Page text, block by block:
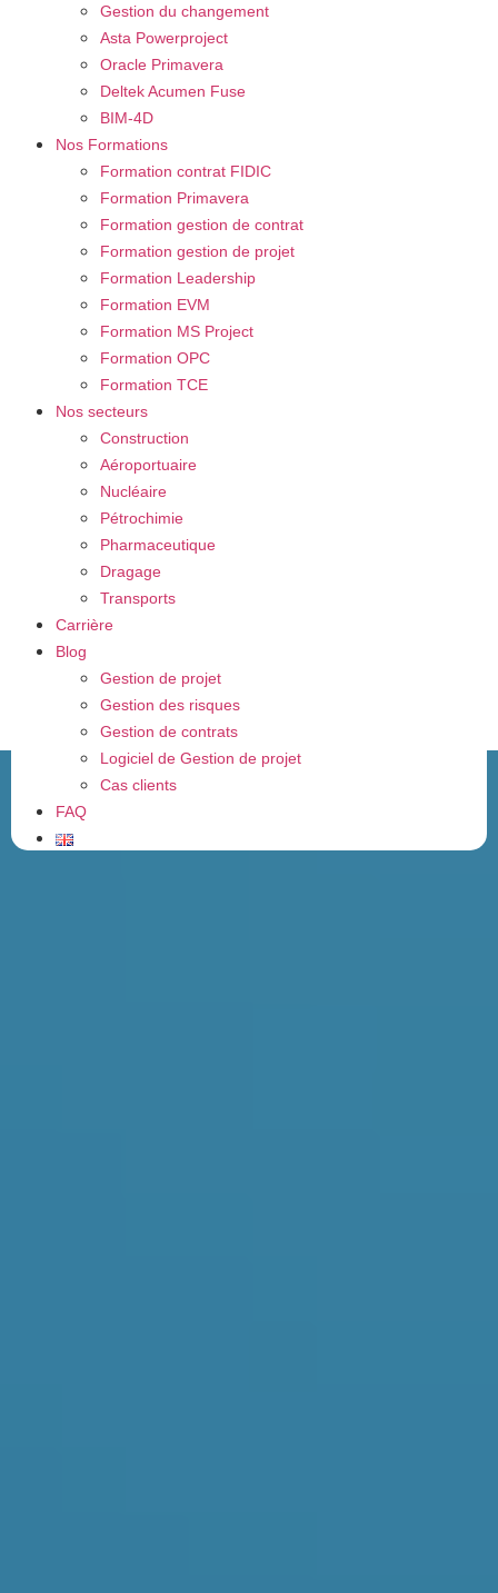
Gestion du changement
Asta Powerproject
Oracle Primavera
Deltek Acumen Fuse
BIM-4D
Nos Formations
Formation contrat FIDIC
Formation Primavera
Formation gestion de contrat
Formation gestion de projet
Formation Leadership
Formation EVM
Formation MS Project
Formation OPC
Formation TCE
Nos secteurs
Construction
Aéroportuaire
Nucléaire
Pétrochimie
Pharmaceutique
Dragage
Transports
Carrière
Blog
Gestion de projet
Gestion des risques
Gestion de contrats
Logiciel de Gestion de projet
Cas clients
FAQ